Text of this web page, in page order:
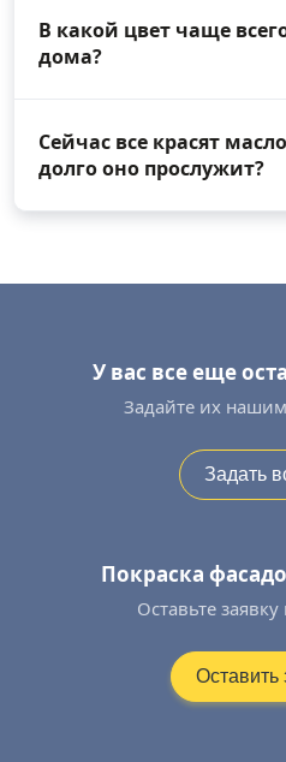
В какой цвет чаще
дома?
Сейчас все красят
долго оно прослужит?
У вас все еще
Задайте их
Задать
Покраска
Оставьте
Оставить